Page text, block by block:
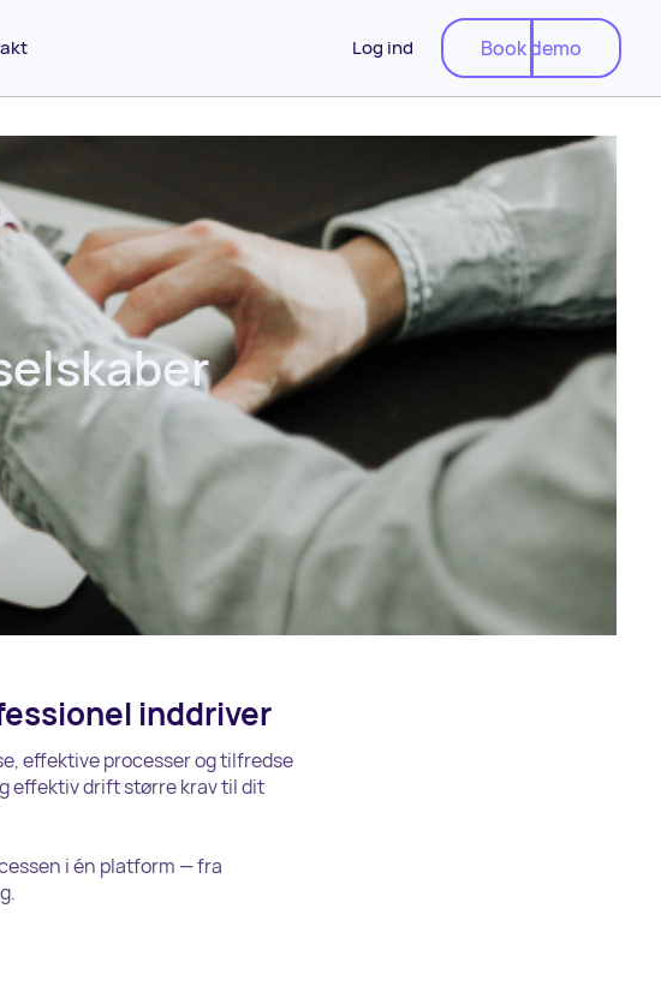
Log ind
Book demo
Book demo
inddriver
effektive processer og tilfredse
effektiv drift større krav til dit
i én platform — fra